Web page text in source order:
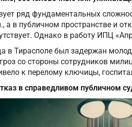
ряд фундаментальных
а в публичном пространстве и
Однако в работу ИПЦ
в Тирасполе был задержан
со стороны сотрудников
к перелому ключицы,
в справедливом публичном